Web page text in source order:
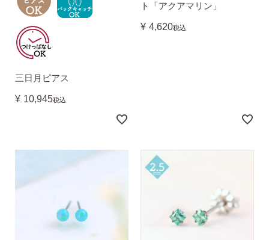
スタッドピアス
揺れるスタッドピアス
揺れるフックピアス
三日月ピアス
¥ 10,945税込
ト「アクアマリン」
¥ 4,620税込